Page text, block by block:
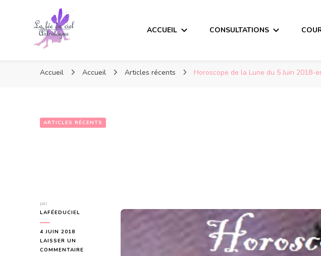
ACCUEIL CONSULTATIONS
Accueil Accueil Articles récents Horoscope de la Lune du 5 Juin 2018-
ARTICLES RÉCENTS
par
LAFÉEDUCIEL
4 JUIN 2018
LAISSER UN
COMMENTAIRE